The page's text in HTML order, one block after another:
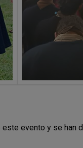
evento y se han